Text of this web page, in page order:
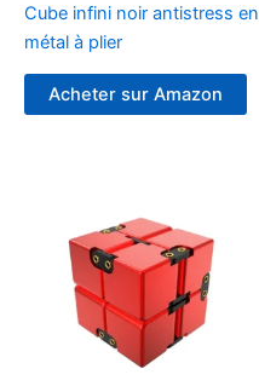
Cube infini noir antistress en
métal à plier
Acheter sur Amazon